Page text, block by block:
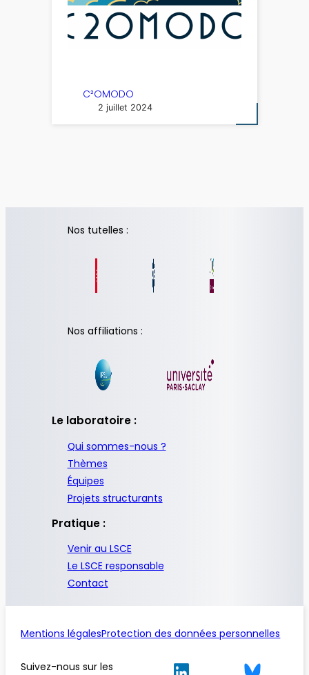
C²OMODO
2 juillet 2024
Nos tutelles :
Nos affiliations :
Le laboratoire :
Qui sommes-nous ?
Thèmes
Équipes
Projets structurants
Pratique :
Venir au LSCE
Le LSCE responsable
Contact
Mentions légalesProtection des données personnelles
Suivez-nous sur les